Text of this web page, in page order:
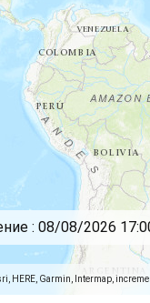
HERE, Garmin, Intermap,
: 08/08/2026